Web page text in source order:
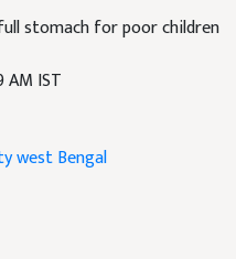
stomach for poor children
AM IST
west Bengal